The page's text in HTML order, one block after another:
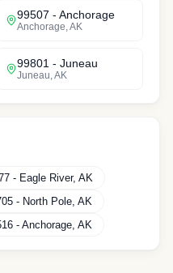
99507 - Anchorage
Anchorage AK
99801 - Juneau
Juneau AK
- Eagle River, AK
- North Pole AK
- Anchorage AK